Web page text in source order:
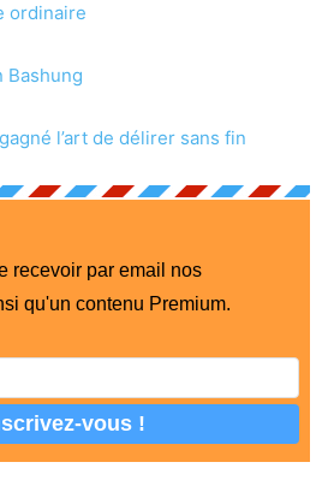
ordinaire
Bashung
l’art de délirer sans fin
recevoir par email nos
qu'un contenu Premium.